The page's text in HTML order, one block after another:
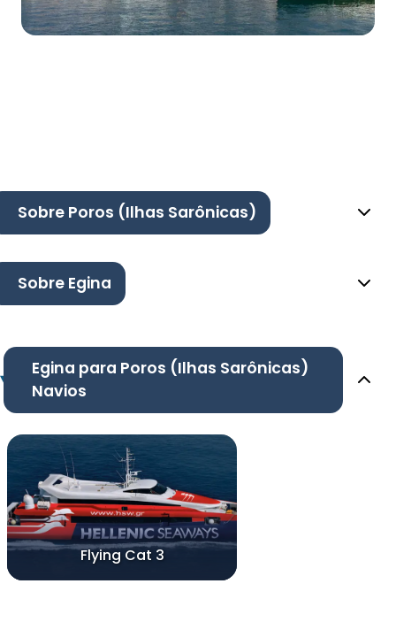
Sobre Poros (Ilhas Sarônicas)
Sobre Egina
Egina para Poros (Ilhas Sarônicas)
Navios
Flying Cat 3